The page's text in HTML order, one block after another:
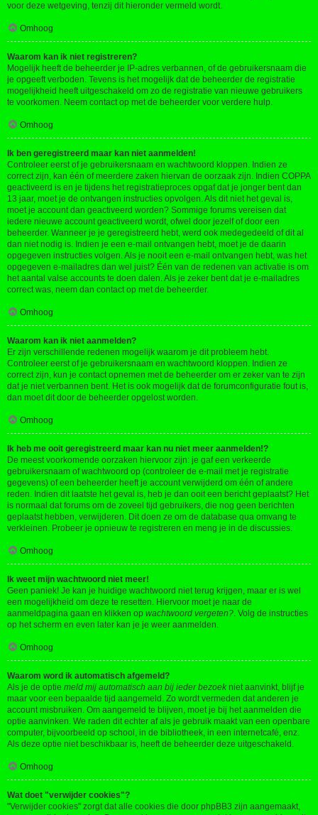
voor deze wetgeving, tenzij dit hieronder vermeld wordt.
Omhoog
Waarom kan ik niet registreren?
Mogelijk heeft de beheerder je IP-adres verbannen, of de gebruikersnaam die
je opgeeft verboden. Tevens is het mogelijk dat de beheerder de registratie
mogelijkheid heeft uitgeschakeld om zo de registratie van nieuwe gebruikers
te voorkomen. Neem contact op met de beheerder voor verdere hulp.
Omhoog
Ik ben geregistreerd maar kan niet aanmelden!
Controleer eerst of je gebruikersnaam en wachtwoord kloppen. Indien ze
correct zijn, kan één of meerdere zaken hiervan de oorzaak zijn. Indien COPPA
geactiveerd is en je tijdens het registratieproces opgaf dat je jonger bent dan
13 jaar, moet je de ontvangen instructies opvolgen. Als dit niet het geval is,
moet je account dan geactiveerd worden? Sommige forums vereisen dat
iedere nieuwe account geactiveerd wordt, ofwel door jezelf of door een
beheerder. Wanneer je je geregistreerd hebt, werd ook medegedeeld of dit al
dan niet nodig is. Indien je een e-mail ontvangen hebt, moet je de daarin
opgegeven instructies volgen. Als je nooit een e-mail ontvangen hebt, was het
opgegeven e-mailadres dan wel juist? Één van de redenen van activatie is om
het aantal valse accounts te doen dalen. Als je zeker bent dat je e-mailadres
correct was, neem dan contact op met de beheerder.
Omhoog
Waarom kan ik niet aanmelden?
Er zijn verschillende redenen mogelijk waarom je dit probleem hebt.
Controleer eerst of je gebruikersnaam en wachtwoord kloppen. Indien ze
correct zijn, kun je contact opnemen met de beheerder om er zeker van te zijn
dat je niet verbannen bent. Het is ook mogelijk dat de forumconfiguratie fout is,
dan moet dit door de beheerder opgelost worden.
Omhoog
Ik heb me ooit geregistreerd maar kan nu niet meer aanmelden!?
De meest voorkomende oorzaken hiervoor zijn: je gaf een verkeerde
gebruikersnaam of wachtwoord op (controleer de e-mail met je registratie
gegevens) of een beheerder heeft je account verwijderd om één of andere
reden. Indien dit laatste het geval is, heb je dan ooit een bericht geplaatst? Het
is normaal dat forums om de zoveel tijd gebruikers, die nog geen berichten
geplaatst hebben, verwijderen. Dit doen ze om de database qua omvang te
verkleinen. Probeer je opnieuw te registreren en meng je in de discussies.
Omhoog
Ik weet mijn wachtwoord niet meer!
Geen paniek! Je kan je huidige wachtwoord niet terug krijgen, maar er is wel
een mogelijkheid om deze te resetten. Hiervoor moet je naar de
aanmeldpagina gaan en klikken op wachtwoord vergeten?. Volg de instructies
op het scherm en even later kan je je weer aanmelden.
Omhoog
Waarom word ik automatisch afgemeld?
Als je de optie meld mij automatisch aan bij ieder bezoek niet aanvinkt, blijf je
maar voor een bepaalde tijd aangemeld. Zo wordt vermeden dat anderen je
account misbruiken. Om aangemeld te blijven, moet je bij het aanmelden die
optie aanvinken. We raden dit echter af als je gebruik maakt van een openbare
computer, bijvoorbeeld op school, in de bibliotheek, in een internetcafé, enz.
Als deze optie niet beschikbaar is, heeft de beheerder deze uitgeschakeld.
Omhoog
Wat doet "verwijder cookies"?
"Verwijder cookies" zorgt dat alle cookies die door phpBB3 zijn aangemaakt,